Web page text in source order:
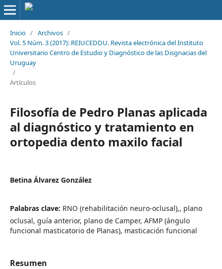
Inicio / Archivos /
Vol. 5 Núm. 3 (2017): REIUCEDDU. Revista electrónica del Instituto
Universitario Centro de Estudio y Diagnóstico de las Disgnacias del
Uruguay
/
Artículos
Filosofía de Pedro Planas aplicada
al diagnóstico y tratamiento en
ortopedia dento maxilo facial
Betina Álvarez González
Palabras clave: RNO (rehabilitación neuro-oclusal),, plano
oclusal, guía anterior, plano de Camper, AFMP (ángulo
funcional masticatorio de Planas), masticación funcional
Resumen